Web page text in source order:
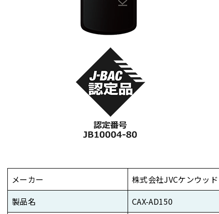
メーカー
株式会社JVCケンウッド
製品名
CAX-AD150